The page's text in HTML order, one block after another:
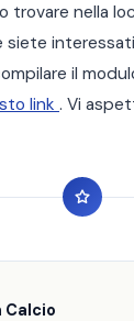
trovare nella
siete
il
link . Vi
Calcio